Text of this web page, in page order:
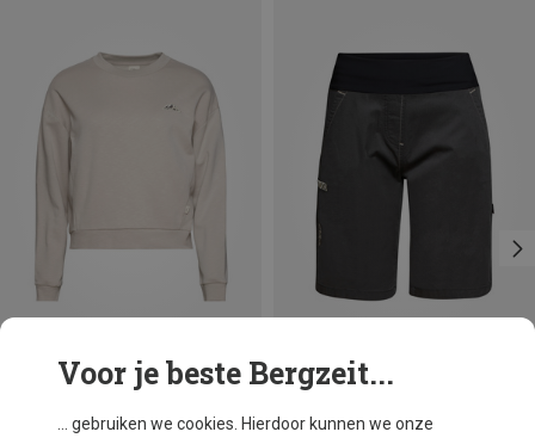
Je bespaart 22% Je bespaart 19%
Voor je beste Bergzeit...
... gebruiken we cookies. Hierdoor kunnen we onze